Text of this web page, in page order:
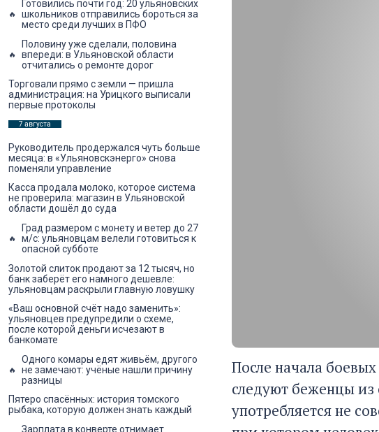
После начала
следуют беженцы из
употребляется не
Готовились почти год: 20 ульяновских
школьников отправились бороться за
место среди лучших в ПФО
Половину уже сделали, половина
впереди: в Ульяновской области
отчитались о ремонте дорог
Торговали прямо с земли — пришла
администрация: на Урицкого выписали
первые протоколы
7 августа
Руководитель продержался чуть больше
месяца: в «Ульяновскэнерго» снова
поменяли управление
Касса продала молоко, которое система
не проверила: магазин в Ульяновской
области дошёл до суда
Град размером с монету и ветер до 27
м/с: ульяновцам велели готовиться к
опасной субботе
Золотой слиток продают за 12 тысяч, но
банк заберёт его намного дешевле:
ульяновцам раскрыли главную ловушку
«Ваш основной счёт надо заменить»:
ульяновцев предупредили о схеме,
после которой деньги исчезают в
банкомате
Одного комары едят живьём, другого
не замечают: учёные нашли причину
разницы
Пятеро спасённых: история томского
рыбака, которую должен знать каждый
Зарплата в конверте отнимает